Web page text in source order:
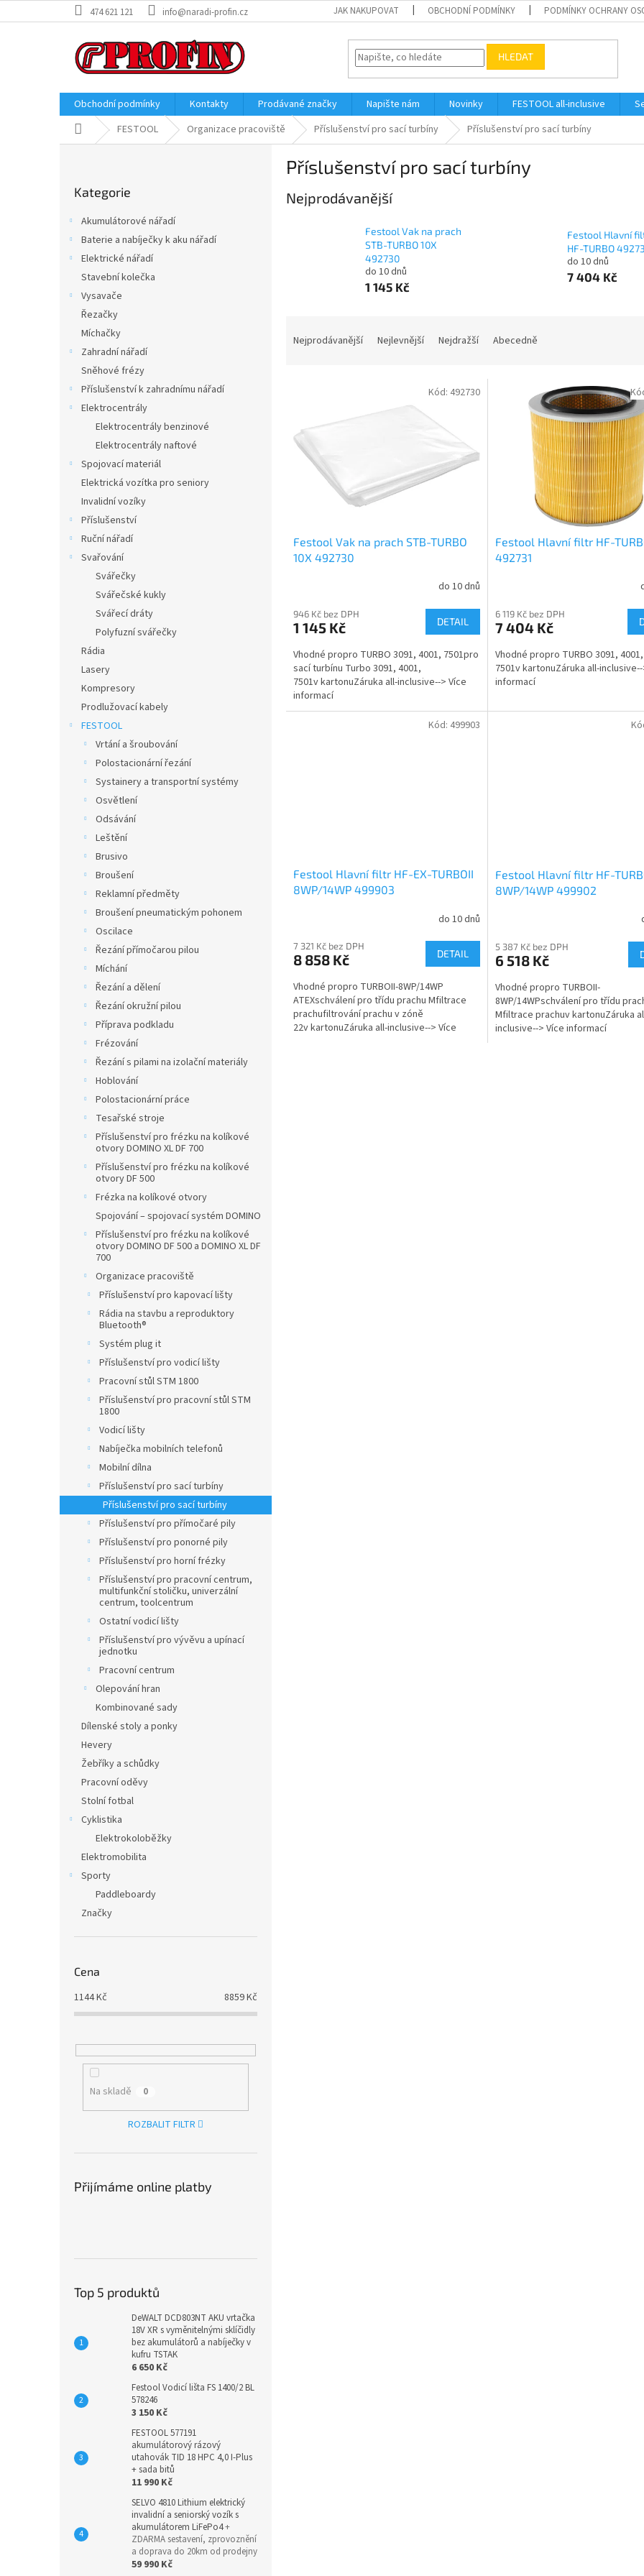
na
474 621 121 info@naradi-profin.cz JAK NAKUPOVAT OBCHODNÍ PODMÍNKY PODMÍNKY OCHRANY
HLEDAT
Obchodní podmínky Kontakty Prodávané značky Napište nám Novinky FESTOOL all-inclusive
Domů FESTOOL Organizace pracoviště Příslušenství pro sací turbíny Příslušenství pro sací turbíny
kategorie
Kategorie
Akumulátorové nářadí
Baterie a nabíječky k aku nářadí
Elektrické nářadí
Stavební kolečka
Vysavače
Řezačky
Míchačky
Zahradní nářadí
Sněhové frézy
Příslušenství k zahradnímu nářadí
Elektrocentrály
Elektrocentrály benzinové
Elektrocentrály naftové
Spojovací materiál
Elektrická vozítka pro seniory
Invalidní vozíky
Příslušenství
Ruční nářadí
Svařování
Svářečky
Svářečské kukly
Svářecí dráty
Polyfuzní svářečky
Rádia
Lasery
Kompresory
Prodlužovací kabely
FESTOOL
Vrtání a šroubování
Polostacionární řezání
Systainery a transportní systémy
Osvětlení
Odsávání
Leštění
Brusivo
Broušení
Reklamní předměty
Broušení pneumatickým pohonem
Oscilace
Řezání přímočarou pilou
Míchání
Řezání a dělení
Řezání okružní pilou
Příprava podkladu
Frézování
Řezání s pilami na izolační materiály
Hoblování
Polostacionární práce
Tesařské stroje
Příslušenství pro frézku na kolíkové
otvory DOMINO XL DF 700
Příslušenství pro frézku na kolíkové
otvory DF 500
Frézka na kolíkové otvory
Spojování – spojovací systém DOMINO
Příslušenství pro frézku na kolíkové
otvory DOMINO DF 500 a DOMINO XL DF
700
Organizace pracoviště
Příslušenství pro kapovací lišty
Rádia na stavbu a reproduktory
Bluetooth®
Systém plug it
Příslušenství pro vodicí lišty
Pracovní stůl STM 1800
Příslušenství pro pracovní stůl STM
1800
Vodicí lišty
Nabíječka mobilních telefonů
Mobilní dílna
Příslušenství pro sací turbíny
Příslušenství pro sací turbíny
Příslušenství pro přímočaré pily
Příslušenství pro ponorné pily
Příslušenství pro horní frézky
Příslušenství pro pracovní centrum,
multifunkční stoličku, univerzální
centrum, toolcentrum
Ostatní vodicí lišty
Příslušenství pro vývěvu a upínací
jednotku
Pracovní centrum
Olepování hran
Kombinované sady
Dílenské stoly a ponky
Hevery
Žebříky a schůdky
Pracovní oděvy
Stolní fotbal
Cyklistika
Elektrokoloběžky
Elektromobilita
Sporty
Paddleboardy
Značky
Cena
1144Kč 8859Kč
Na skladě 0
ROZBALIT FILTR
Přijímáme online platby
Top 5 produktů
DeWALT DCD803NT AKU vrtačka
18V XR s vyměnitelnými sklíčidly
bez akumulátorů a nabíječky v
kufru TSTAK
6 650 Kč
Festool Vodicí lišta FS 1400/2 BL
578246
3 150 Kč
FESTOOL 577191
akumulátorový rázový
utahovák TID 18 HPC 4,0 I-Plus
+ sada bitů
11 990 Kč
SELVO 4810 Lithium elektrický
invalidní a seniorský vozík s
akumulátorem LiFePo4+
ZDARMA sestavení, zprovoznění
a doprava do 20km od prodejny
59 990 Kč
Příslušenství pro sací turbíny
Nejprodávanější
Festool Vak na prach
STB-TURBO 10X
492730
do 10 dnů
1 145 Kč
Festool Hlavní
HF-TURBO
do 10 dnů
7 404 Kč
Nejprodávanější Nejlevnější Nejdražší Abecedně
Festool Vak na prach STB-TURBO
10X 492730
do 10 dnů
946 Kč bez DPH
1 145 Kč DETAIL
Vhodné propro TURBO 3091, 4001, 7501pro
sací turbínu Turbo 3091, 4001,
7501v kartonuZáruka all-inclusive--> Více
informací
Kód: 492730
Festool Hlavní filtr HF-
492731
6 119 Kč bez DPH
7 404 Kč
Vhodné propro TURBO 3091, 4001,
7501v kartonuZáruka all-
informací
Festool Hlavní filtr HF-EX-TURBOII
8WP/14WP 499903
do 10 dnů
7 321 Kč bez DPH
8 858 Kč DETAIL
Vhodné propro TURBOII-8WP/14WP
ATEXschválení pro třídu prachu Mfiltrace
prachufiltrování prachu v zóně
22v kartonuZáruka all-inclusive--> Více
Kód: 499903
Festool Hlavní filtr HF-
8WP/14WP 499902
5 387 Kč bez DPH
6 518 Kč
Vhodné propro TURBOII-
8WP/14WPschválení pro třídu
Mfiltrace prachuv kartonuZáruka
inclusive--> Více informací